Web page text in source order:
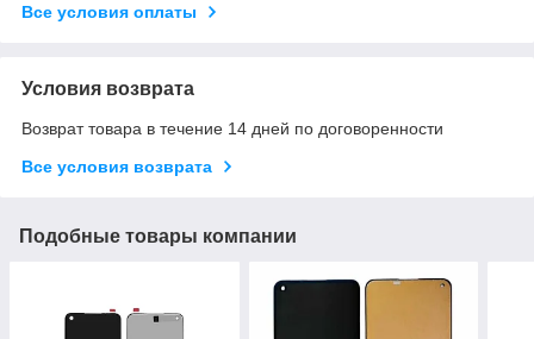
Все условия оплаты
Условия возврата
Возврат товара в течение 14 дней по договоренности
Все условия возврата
Подобные товары компании